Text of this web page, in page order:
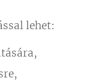
lehet: